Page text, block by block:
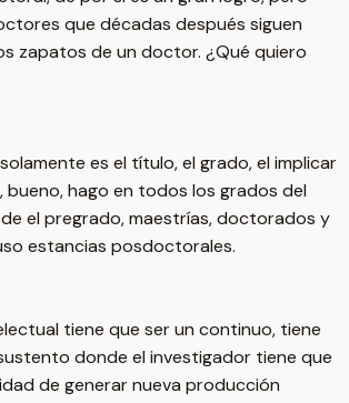
que décadas después siguen
zapatos de un doctor. ¿Qué quiero
es el título, el grado, el implicar
hago en todos los grados del
el pregrado, maestrías, doctorados y
estancias posdoctorales.
tiene que ser un continuo, tiene
donde el investigador tiene que
de generar nueva producción